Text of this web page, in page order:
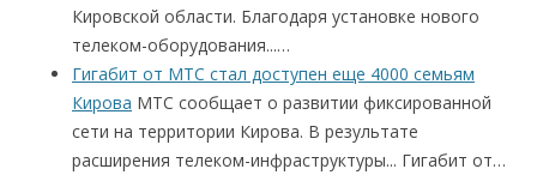
Кировской области. Благодаря установке нового
телеком-оборудования...…
Гигабит от МТС стал доступен еще 4000 семьям
Кирова МТС сообщает о развитии фиксированной
сети на территории Кирова. В результате
расширения телеком-инфраструктуры... Гигабит от…